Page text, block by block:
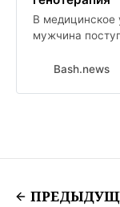
В медицинское
мужчина
шелушения и
Bash.news